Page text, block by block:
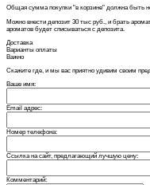
Общая сумма покупки "в корзине" должна быть
Можно внести депозит 30 тыс руб., и брать
ароматов будет списываться с депозита.
Доставка
Варианты оплаты
Важно
Скажите где, и мы вас приятно удивим своим
Ваше имя:
Email адрес:
Номер телефона:
Ссылка на сайт, предлагающий лучшую цену:
Комментарий: